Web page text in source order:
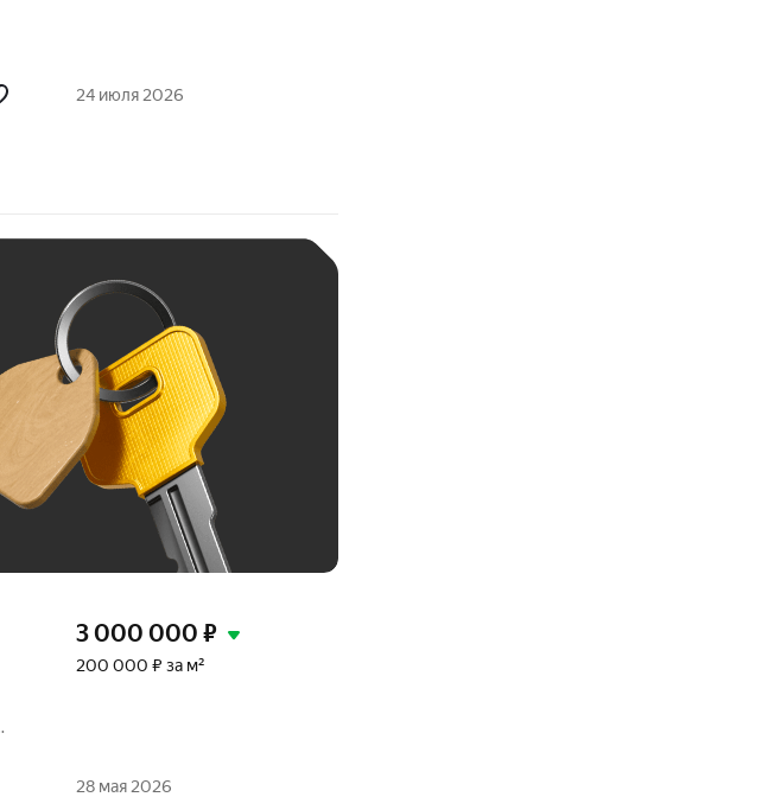
24 июля 2026
3 000 000 ₽
200 000 ₽ за м²
28 мая 2026